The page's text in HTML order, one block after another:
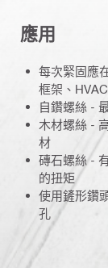
應用
每次緊固應
框架、
自鑽螺絲 -
木材螺絲 -
材
磚石螺絲 -
的扭矩
使用鏟形鑽
孔